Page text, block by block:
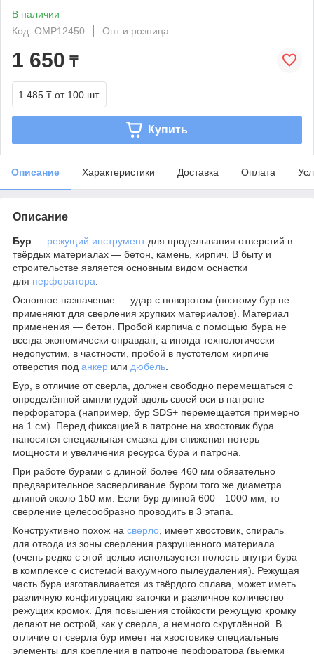
В наличии
Код: OMP12450
Опт и розница
1 650 ₸
1 485 ₸ от 100 шт.
Купить
Описание Характеристики Доставка Оплата
Описание
Бур — режущий инструмент для проделывания отверстий в
твёрдых материалах — бетон, камень, кирпич. В быту и
строительстве является основным видом оснастки
для перфоратора
Основное назначение — удар с поворотом (поэтому бур не
применяют для сверления хрупких материалов). Материал
применения — бетон. Пробой кирпича с помощью бура не
всегда экономически оправдан, а иногда технологически
недопустим, в частности, пробой в пустотелом кирпиче
отверстия под анкер или дюбель
Бур, в отличие от сверла, должен свободно перемещаться с
определённой амплитудой вдоль своей оси в патроне
перфоратора (например, бур SDS+ перемещается примерно
на 1 см). Перед фиксацией в патроне на хвостовик бура
наносится специальная смазка для снижения потерь
мощности и увеличения ресурса бура и патрона.
При работе бурами с длиной более 460 мм обязательно
предварительное засверливание буром того же диаметра
длиной около 150 мм. Если бур длиной 600—1000 мм, то
сверление целесообразно проводить в 3 этапа.
Конструктивно похож на сверло , имеет хвостовик, спираль
для отвода из зоны сверления разрушенного материала
(очень редко с этой целью используется полость внутри бура
в комплексе с системой вакуумного пылеудаления). Режущая
часть бура изготавливается из твёрдого сплава, может иметь
различную конфигурацию заточки и различное количество
режущих кромок. Для повышения стойкости режущую кромку
делают не острой, как у сверла, а немного скруглённой. В
отличие от сверла бур имеет на хвостовике специальные
элементы для крепления в патроне перфоратора (выемки